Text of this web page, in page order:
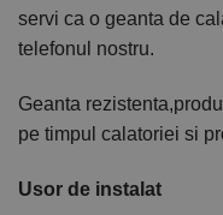
servi ca o geanta de
telefonul nostru.
Geanta
pe timpul calatoriei si
Usor de instalat